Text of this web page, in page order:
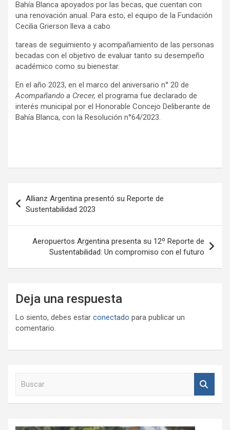
Bahía Blanca apoyados por las becas, que cuentan con
una renovación anual. Para esto, el equipo de la Fundación
Cecilia Grierson lleva a cabo
tareas de seguimiento y acompañamiento de las personas
becadas con el objetivo de evaluar tanto su desempeño
académico como su bienestar.
En el año 2023, en el marco del aniversario n° 20 de
Acompañando a Crecer, el programa fue declarado de
interés municipal por el Honorable Concejo Deliberante de
Bahía Blanca, con la Resolución n°64/2023.
de
entradas
Allianz Argentina presentó su Reporte de
Sustentabilidad 2023
Aeropuertos Argentina presenta su 12º Reporte de
Sustentabilidad: Un compromiso con el futuro
Deja una respuesta
Lo siento, debes estar conectado para publicar un
comentario.